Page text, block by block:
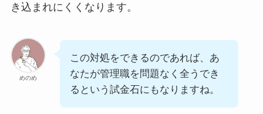
き込まれにくくなります。
めのめ
この対処をできるのであれば、あ
なたが管理職を問題なく全うでき
るという試金石にもなりますね。